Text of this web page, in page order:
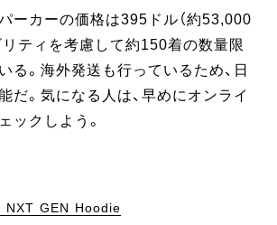
ーカーの価格は395ドル（約53,000
リティを考慮して約150着の数量限
る。海外発送も行っているため、日
だ。気になる人は、早めにオンライ
ックしよう。
NXT GEN Hoodie